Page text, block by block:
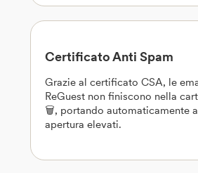
Certificato Anti Spam
Grazie al certificato CSA, le
ReGuest non finiscono nella
🗑️, portando automaticamente
apertura elevati.